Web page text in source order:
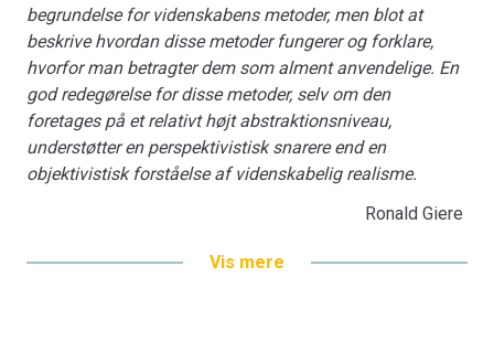
begrundelse for videnskabens metoder, men blot at
beskrive hvordan disse metoder fungerer og forklare,
hvorfor man betragter dem som alment anvendelige. En
god redegørelse for disse me­toder, selv om den
foretages på et relativt højt abstraktionsniveau,
understøtter en perspektivistisk snarere end en
objektivistisk forståelse af videnskabelig realisme.
Ronald Giere
Vis mere